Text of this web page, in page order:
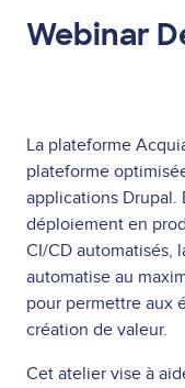
Webinar
La plateforme
plateforme
applications Drupal.
déploiement en
CI/CD automatisés,
automatise au
pour permettre aux
création de valeur.
Cet atelier vise à